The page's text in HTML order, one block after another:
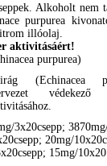
Alkoholt nem
purpurea
illóolaj.
aktivitásáért!
purpurea)
(Echinacea
3x20csepp;
20mg/
15mg/10x20